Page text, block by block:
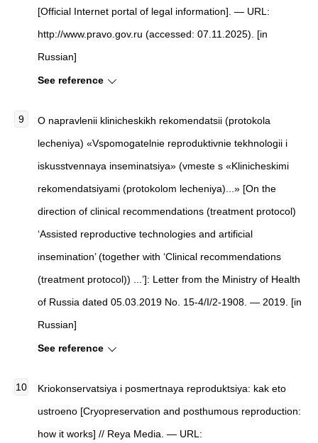
[Official Internet portal of legal information]. — URL:
http://www.pravo.gov.ru (accessed: 07.11.2025). [in
Russian]
See reference
O napravlenii klinicheskikh rekomendatsii (protokola
lecheniya) «Vspomogatelnie reproduktivnie tekhnologii i
iskusstvennaya inseminatsiya» (vmeste s «Klinicheskimi
rekomendatsiyami (protokolom lecheniya)...» [On the
direction of clinical recommendations (treatment protocol)
‘Assisted reproductive technologies and artificial
insemination’ (together with ‘Clinical recommendations
(treatment protocol)) ...’]: Letter from the Ministry of Health
of Russia dated 05.03.2019 No. 15-4/I/2-1908. — 2019. [in
Russian]
See reference
Kriokonservatsiya i posmertnaya reproduktsiya: kak eto
ustroeno [Cryopreservation and posthumous reproduction:
how it works] // Reya Media. — URL: